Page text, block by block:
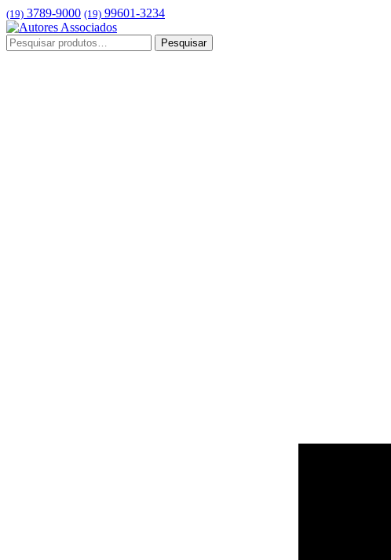
(19) 3789-9000 (19) 99601-3234
Pesquisar
por:
Pesquisar